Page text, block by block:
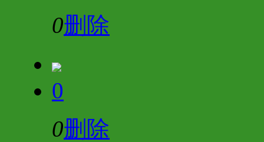
0删除
0
0删除